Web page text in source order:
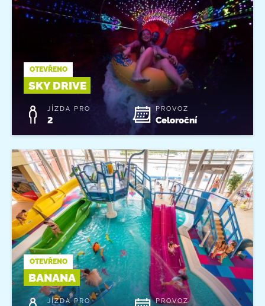
OTEVŘENO
SKY DRIVE
JÍZDA PRO
2
PROVOZ
Celoroční
OTEVŘENO
BANANA
JÍZDA PRO PROVOZ